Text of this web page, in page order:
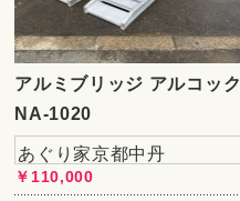
アルミブリッジ アルコック
NA-1020
あぐり家京都中丹
￥110,000